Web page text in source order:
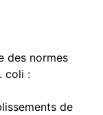
des normes
coli :
de